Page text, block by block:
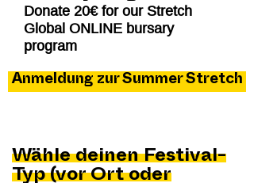
Donate 20€ for our Stretch
Global ONLINE bursary
program
Anmeldung zur Summer Stretch
Wähle deinen Festival-
Typ (vor Ort oder